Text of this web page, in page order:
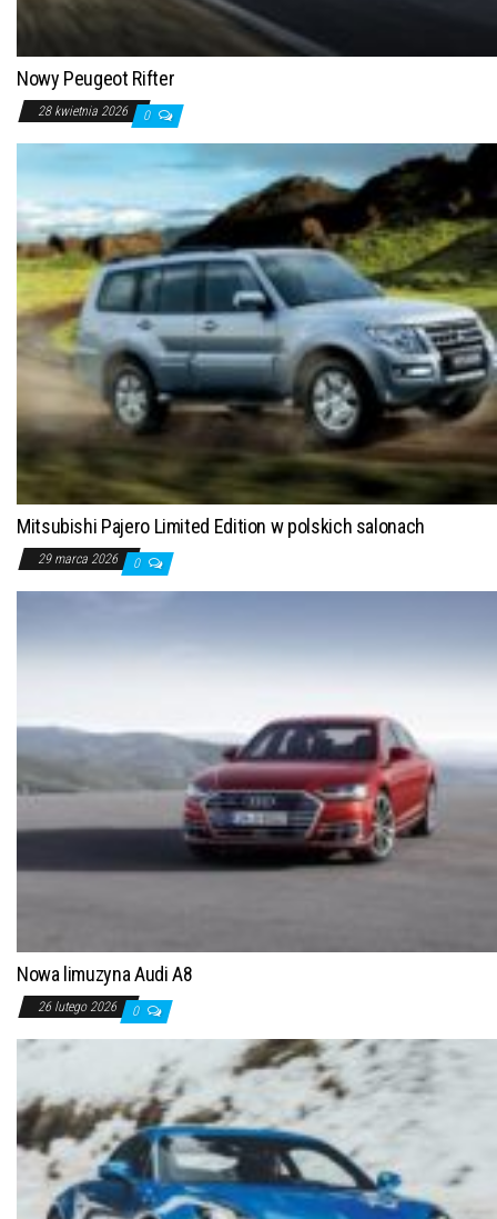
Nowy Peugeot Rifter
28 kwietnia 2026 0
Mitsubishi Pajero Limited Edition w polskich salonach
29 marca 2026 0
Nowa limuzyna Audi A8
26 lutego 2026 0